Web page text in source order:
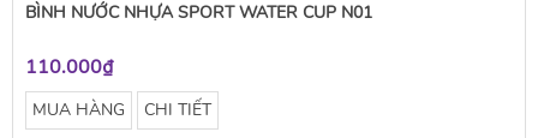
BÌNH NƯỚC NHỰA SPORT WATER CUP N01
110.000₫
MUA HÀNG CHI TIẾT